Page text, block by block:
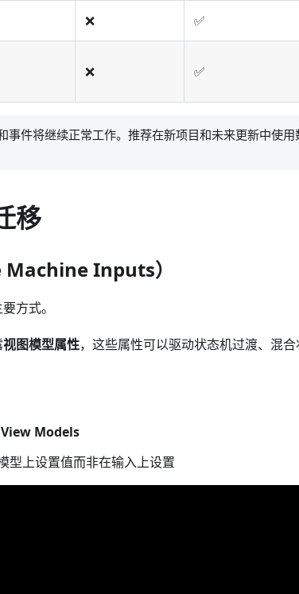
❌ ✅
❌ ✅
事件将继续正常工作。推荐在新项目和未来更新中使用
移
Machine Inputs）
方式。
视图模型属性，这些属性可以驱动状态机过渡、混
Models
型上设置值而非在输入上设置